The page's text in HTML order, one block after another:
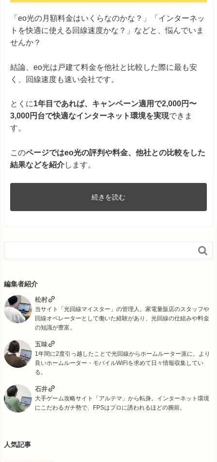
「eo光の月額料金はいくらなのかな？」「インターネッ
トを快適に使える回線速度かな？」などと、悩んでいま
せんか？
結論、eo光は戸建て料金を他社と比較した際に最も安
く、回線速度も速い会社です。
とくに1年目であれば、キャンペーン適用で2,000円〜
3,000円台で快適なインターネット環境を実現できま
す。
このページではeo光の評判や料金、他社との比較をした
結果などを紹介します。
続きを読む

編集者紹介
松村
当サイト「光回線マイスター」の管理人。家電量販店のスタッフや
回線オペレーターとして働いた経験があり、光回線の仕組みや料金
の知識が豊富。
五味
1年間に2度引っ越したことで光回線からホームルーター派に。より
良いホームルーター・モバイルWiFiを求めて日々情報収集してい
る。
石井
大手ゲーム攻略サイト「アルテマ」から転身。インターネット環境
にこだわるガチ勢で、FPSはプロに誘われるほどの腕前。
人気記事